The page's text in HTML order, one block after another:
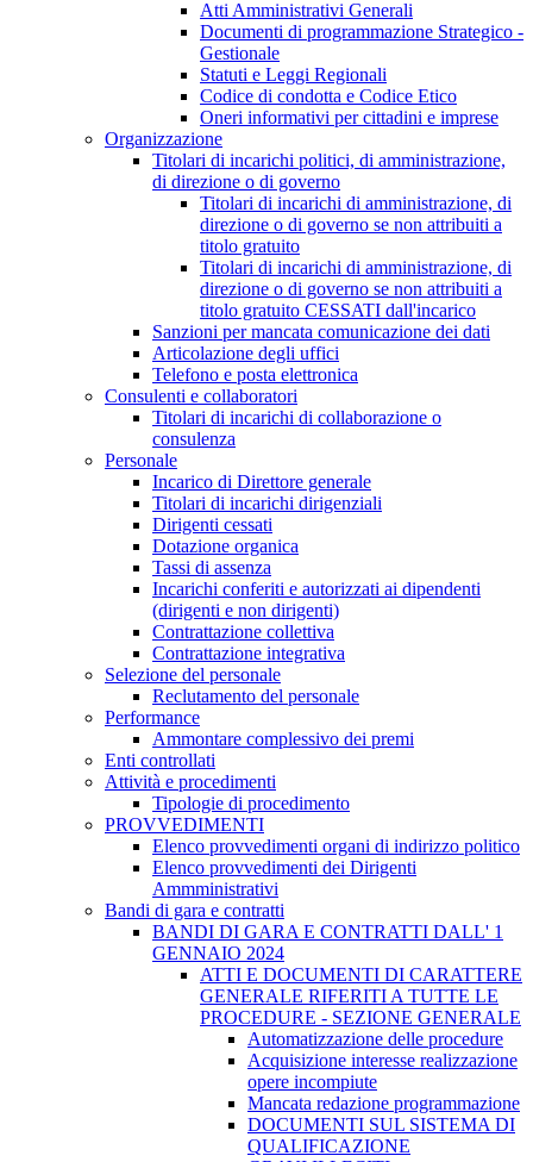
Atti Amministrativi Generali
Documenti di programmazione Strategico -
Gestionale
Statuti e Leggi Regionali
Codice di condotta e Codice Etico
Oneri informativi per cittadini e imprese
Organizzazione
Titolari di incarichi politici, di amministrazione,
di direzione o di governo
Titolari di incarichi di amministrazione, di
direzione o di governo se non attribuiti a
titolo gratuito
Titolari di incarichi di amministrazione, di
direzione o di governo se non attribuiti a
titolo gratuito CESSATI dall'incarico
Sanzioni per mancata comunicazione dei dati
Articolazione degli uffici
Telefono e posta elettronica
Consulenti e collaboratori
Titolari di incarichi di collaborazione o
consulenza
Personale
Incarico di Direttore generale
Titolari di incarichi dirigenziali
Dirigenti cessati
Dotazione organica
Tassi di assenza
Incarichi conferiti e autorizzati ai dipendenti
(dirigenti e non dirigenti)
Contrattazione collettiva
Contrattazione integrativa
Selezione del personale
Reclutamento del personale
Performance
Ammontare complessivo dei premi
Enti controllati
Attività e procedimenti
Tipologie di procedimento
PROVVEDIMENTI
Elenco provvedimenti organi di indirizzo politico
Elenco provvedimenti dei Dirigenti
Ammministrativi
Bandi di gara e contratti
BANDI DI GARA E CONTRATTI DALL' 1
GENNAIO 2024
ATTI E DOCUMENTI DI CARATTERE
GENERALE RIFERITI A TUTTE LE
PROCEDURE - SEZIONE GENERALE
Automatizzazione delle procedure
Acquisizione interesse realizzazione
opere incompiute
Mancata redazione programmazione
DOCUMENTI SUL SISTEMA DI
QUALIFICAZIONE